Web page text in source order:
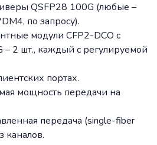
QSFP28 100G (любые –
по запросу).
модули CFP2-DCO с
2 шт., каждый с регулируемой
портах.
мощность передачи на
передача (single-fiber
каналов.